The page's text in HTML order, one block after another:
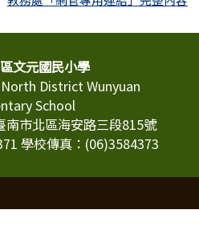
文元國民小學
District Wunyuan
School
南市北區海安路三段815號
學校傳真：(06)3584373